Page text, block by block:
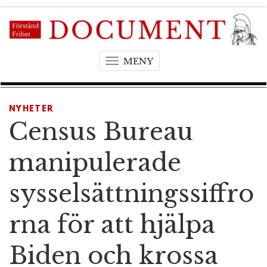
MENYT
g
e
a
i
g
a
t
i
o
NYHETER
Census Bureau
manipulerade
sysselsättningssiffro
rna för att hjälpa
Biden och krossa